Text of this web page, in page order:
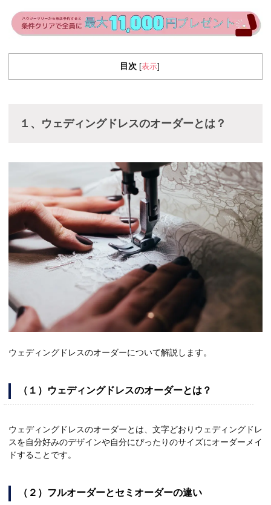
目次 表示
１、ウェディングドレスのオーダーとは？
ウェディングドレスのオーダーについて解説します。
（１）ウェディングドレスのオーダーとは？
ウェディングドレスのオーダーとは、文字どおりウェディングドレ
スを自分好みのデザインや自分にぴったりのサイズにオーダーメイ
ドすることです。
（２）フルオーダーとセミオーダーの違い